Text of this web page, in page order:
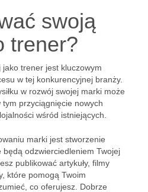
swoją
trener?
trener jest kluczowym
w tej konkurencyjnej branży.
w rozwój swojej marki może
przyciągnięcie nowych
wśród istniejących.
marki jest stworzenie
odzwierciedleniem Twojej
publikować artykuły, filmy
które pomogą Twoim
co oferujesz. Dobrze